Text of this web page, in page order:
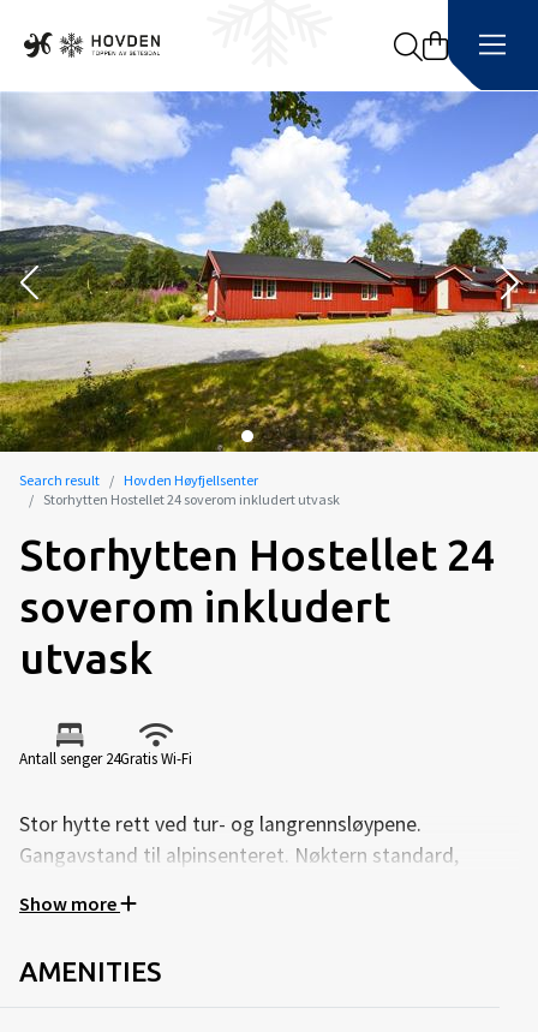
Search
Search result
Hovden Høyfjellsenter
Storhytten Hostellet 24 soverom inkludert utvask
Storhytten Hostellet 24
soverom inkludert
utvask
Antall senger 24Gratis Wi-Fi
Stor hytte rett ved tur- og langrennsløypene.
Gangavstand til alpinsenteret. Nøktern standard,
soveromsfløyer à 12 rom, 2 bad og 2 wc. Oppholdsrom
sofagruppe.
Show more
AMENITIES